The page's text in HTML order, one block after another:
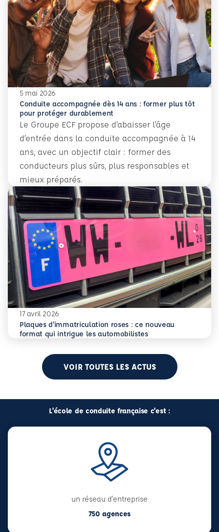
5 mai 2026
Conduite accompagnée dès 14 ans : former plus tôt
pour protéger durablement
Le Groupe ECF propose d’abaisser l’âge
d’entrée dans la conduite accompagnée à 14
ans, avec un objectif clair : former des
conducteurs plus sûrs, plus responsables et
mieux préparés.
En savoir plus
Conduite accompagnée dès 14 ans : former plus tôt pour
17 avril 2026
Plaques d’immatriculation roses : ce nouveau
format qui intrigue les automobilistes
En savoir plus
Plaques d’immatriculation roses : ce nouveau format
VOIR TOUTES LES ACTUS
L'école de conduite française c'est :
un réseau d'entreprise
750 agences